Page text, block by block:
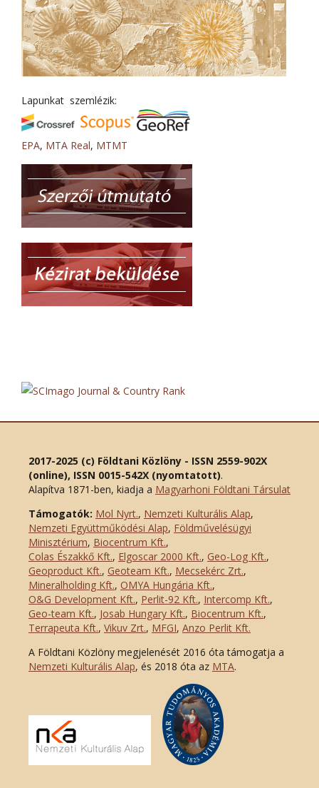
Lapunkat szemlézik:
EPA, MTA Real, MTMT
2017-2025 (c) Földtani Közlöny - ISSN 2559-902X
(online), ISSN 0015-542X (nyomtatott).
Alapítva 1871-ben, kiadja a Magyarhoni Földtani Társulat
Támogatók: Mol Nyrt., Nemzeti Kulturális Alap,
Nemzeti Együttműködési Alap, Földművelésügyi
Minisztérium, Biocentrum Kft.,
Colas Északkő Kft., Elgoscar 2000 Kft., Geo-Log Kft.,
Geoproduct Kft., Geoteam Kft., Mecsekérc Zrt.,
Mineralholding Kft., OMYA Hungária Kft.,
O&G Development Kft., Perlit-92 Kft., Intercomp Kft.,
Geo-team Kft., Josab Hungary Kft., Biocentrum Kft.,
Terrapeuta Kft., Vikuv Zrt., MFGI, Anzo Perlit Kft.
A Földtani Közlöny megjelenését 2016 óta támogatja a
Nemzeti Kulturális Alap, és 2018 óta az MTA.